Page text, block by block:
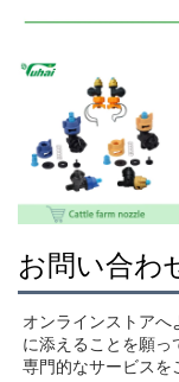
お問い合わ
オンラインストア
に添えることを願
専門的なサービスを